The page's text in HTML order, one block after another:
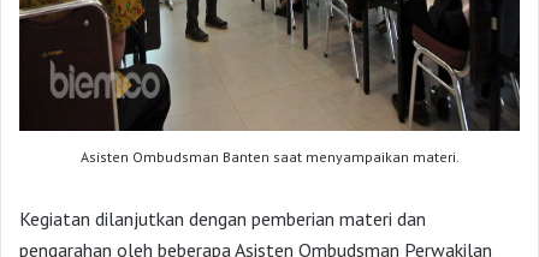
Asisten Ombudsman Banten saat menyampaikan materi.
Kegiatan dilanjutkan dengan pemberian materi dan
pengarahan oleh beberapa Asisten Ombudsman Perwakilan